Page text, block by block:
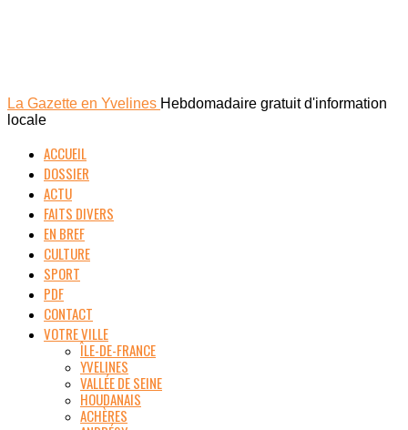
La Gazette en Yvelines Hebdomadaire gratuit d'information
locale
ACCUEIL
DOSSIER
ACTU
FAITS DIVERS
EN BREF
CULTURE
SPORT
PDF
CONTACT
VOTRE VILLE
ÎLE-DE-FRANCE
YVELINES
VALLÉE DE SEINE
HOUDANAIS
ACHÈRES